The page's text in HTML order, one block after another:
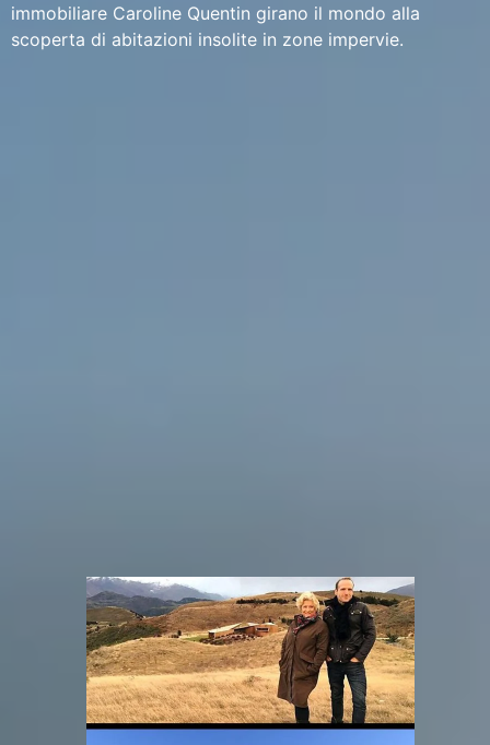
immobiliare Caroline Quentin girano il mondo alla
scoperta di abitazioni insolite in zone impervie.